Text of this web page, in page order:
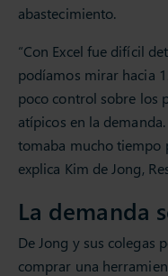
abastecimiento.
“Con Excel fue difícil
podíamos mirar hacia
poco control sobre los
atípicos en la
tomaba mucho tiempo
explica Kim de Jong,
La demanda
De Jong y sus colegas
comprar una